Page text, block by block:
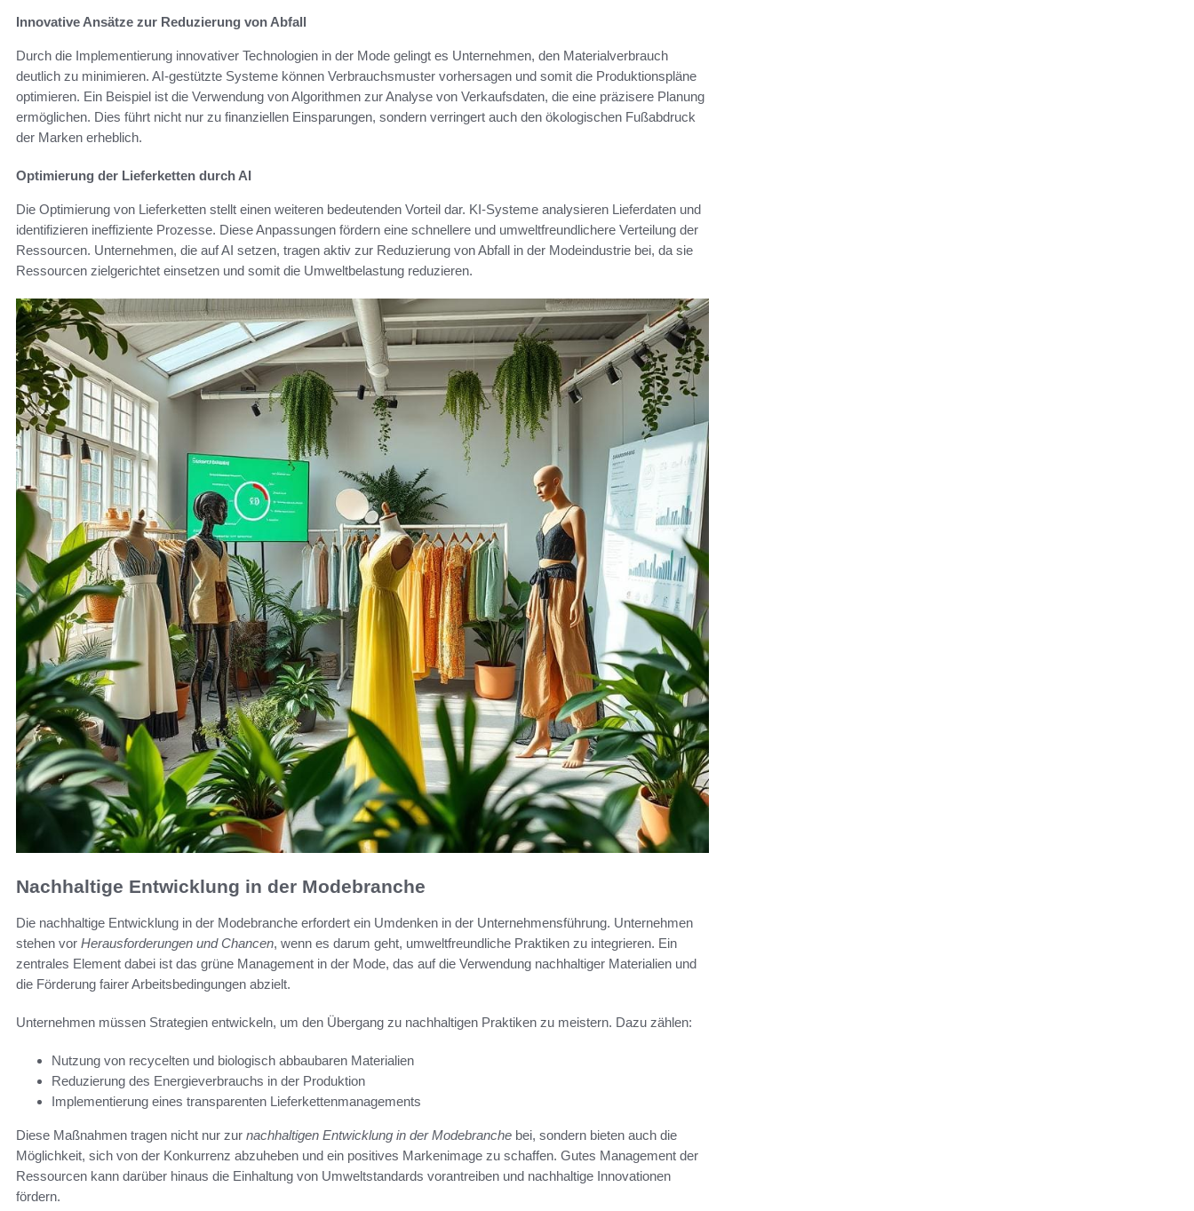
Innovative Ansätze zur Reduzierung von Abfall
Durch die Implementierung innovativer Technologien in der Mode gelingt es Unternehmen, den Materialverbrauch
deutlich zu minimieren. AI-gestützte Systeme können Verbrauchsmuster vorhersagen und somit die Produktionspläne
optimieren. Ein Beispiel ist die Verwendung von Algorithmen zur Analyse von Verkaufsdaten, die eine präzisere Planung
ermöglichen. Dies führt nicht nur zu finanziellen Einsparungen, sondern verringert auch den ökologischen Fußabdruck
der Marken erheblich.
Optimierung der Lieferketten durch AI
Die Optimierung von Lieferketten stellt einen weiteren bedeutenden Vorteil dar. KI-Systeme analysieren Lieferdaten und
identifizieren ineffiziente Prozesse. Diese Anpassungen fördern eine schnellere und umweltfreundlichere Verteilung der
Ressourcen. Unternehmen, die auf AI setzen, tragen aktiv zur Reduzierung von Abfall in der Modeindustrie bei, da sie
Ressourcen zielgerichtet einsetzen und somit die Umweltbelastung reduzieren.
Nachhaltige Entwicklung in der Modebranche
Die nachhaltige Entwicklung in der Modebranche erfordert ein Umdenken in der Unternehmensführung. Unternehmen
stehen vor Herausforderungen und Chancen, wenn es darum geht, umweltfreundliche Praktiken zu integrieren. Ein
zentrales Element dabei ist das grüne Management in der Mode, das auf die Verwendung nachhaltiger Materialien und
die Förderung fairer Arbeitsbedingungen abzielt.
Unternehmen müssen Strategien entwickeln, um den Übergang zu nachhaltigen Praktiken zu meistern. Dazu zählen:
Nutzung von recycelten und biologisch abbaubaren Materialien
Reduzierung des Energieverbrauchs in der Produktion
Implementierung eines transparenten Lieferkettenmanagements
Diese Maßnahmen tragen nicht nur zur nachhaltigen Entwicklung in der Modebranche bei, sondern bieten auch die
Möglichkeit, sich von der Konkurrenz abzuheben und ein positives Markenimage zu schaffen. Gutes Management der
Ressourcen kann darüber hinaus die Einhaltung von Umweltstandards vorantreiben und nachhaltige Innovationen
fördern.